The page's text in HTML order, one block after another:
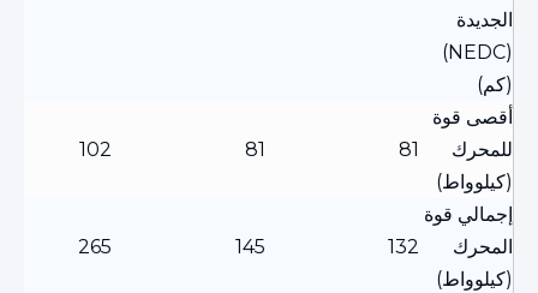
الجديدة
(NEDC)
(كم)
أقصى قوة
للمحرك
(كيلوواط)
81
81
102
إجمالي قوة
المحرك
(كيلوواط)
132
145
265